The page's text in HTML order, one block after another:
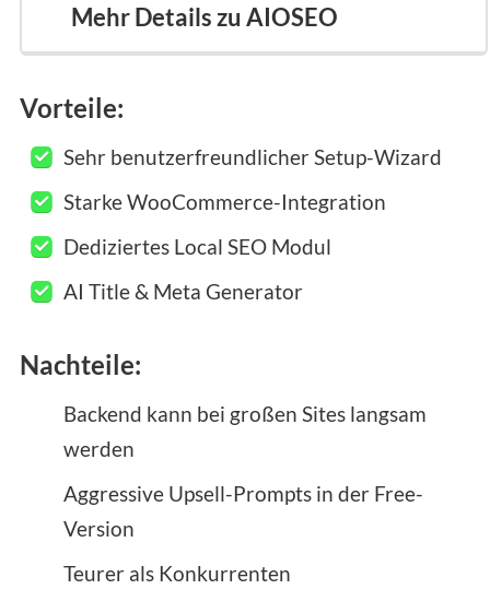
Mehr Details zu AIOSEO
Vorteile:
Sehr benutzerfreundlicher Setup-Wizard
Starke WooCommerce-Integration
Dediziertes Local SEO Modul
AI Title & Meta Generator
Nachteile:
Backend kann bei großen Sites langsam
werden
Aggressive Upsell-Prompts in der Free-
Version
Teurer als Konkurrenten